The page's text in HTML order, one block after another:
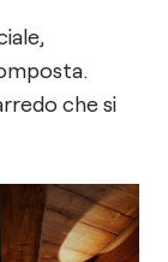
che si